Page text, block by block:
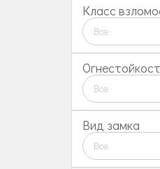
Класс
Все
Все
Вид замка
Все